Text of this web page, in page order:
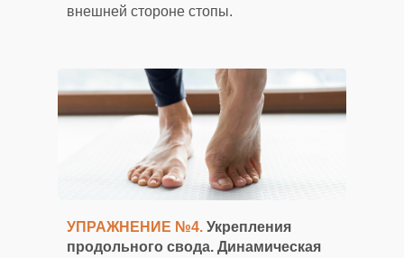
внешней стороне стопы.
УПРАЖНЕНИЕ №4. Укрепления
продольного свода. Динамическая